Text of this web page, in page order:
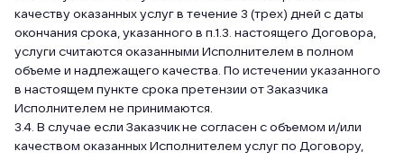
качеству оказанных услуг в течение 3 (трех) дней с даты
окончания срока, указанного в п.1.3. настоящего Договора,
услуги считаются оказанными Исполнителем в полном
объеме и надлежащего качества. По истечении указанного
в настоящем пункте срока претензии от Заказчика
Исполнителем не принимаются.
3.4. В случае если Заказчик не согласен с объемом и/или
качеством оказанных Исполнителем услуг по Договору,